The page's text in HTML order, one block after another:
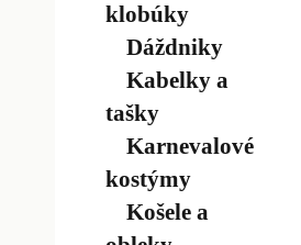
klobúky
Dáždniky
Kabelky a
tašky
Karnevalové
kostýmy
Košele a